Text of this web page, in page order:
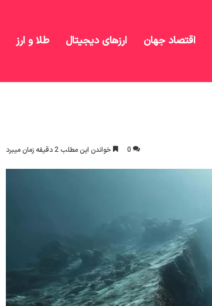
اقتصاد جهان ارزهای دیجیتال طلا و ارز
0 خواندن این مطلب 2 دقیقه زمان میبرد